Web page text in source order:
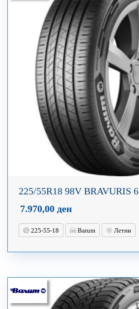
225/55R18 98V BRAVURIS 6
7.970,00 ден
225-55-18 Barum Летни